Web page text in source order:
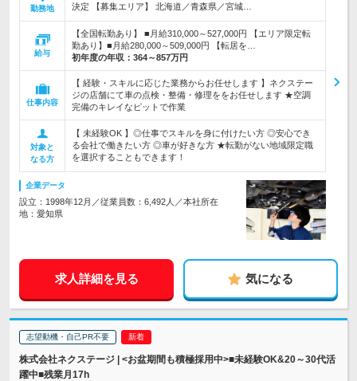
勤務地
決定 【募集エリア】 北海道／青森県／宮城…
給与
【全国転勤あり】 ■月給310,000～527,000円 【エリア限定転
勤あり】■月給280,000～509,000円 【転居を…
初年度の年収： 364～857万円
仕事内容
【 経験・スキルに応じた業務からお任せします 】ネクステー
ジの店舗にて車の点検・整備・修理ををお任せします ★空調
完備のキレイなピットで作業
対象と
なる方
【 未経験OK 】◎仕事でスキルを身に付けたい方 ◎安心でき
る会社で働きたい方 ◎車が好きな方 ★転勤がない地域限定職
を選択することもできます！
企業データ
設立：1998年12月／従業員数：6,492人／本社所在
地：愛知県
求人詳細を見る 気になる
志望動機・自己PR不要
株式会社ネクステージ | <お盆期間も積極採用中>■未経験OK&20～30代活
躍中■残業月17h